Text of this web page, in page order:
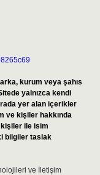
kurum veya şahıs
yalnızca kendi
yer alan içerikler
ve kişiler hakkında
kişiler ile isim
bilgiler taslak
ve İletişim